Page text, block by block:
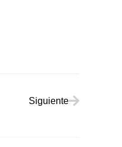
SiguienteSiguiente